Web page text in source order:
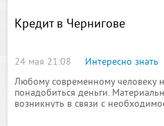
Кредит в Чернигове
24 мая 21:08
Интересно знать
Любому современному человеку
понадобиться деньги.
возникнуть в связи с